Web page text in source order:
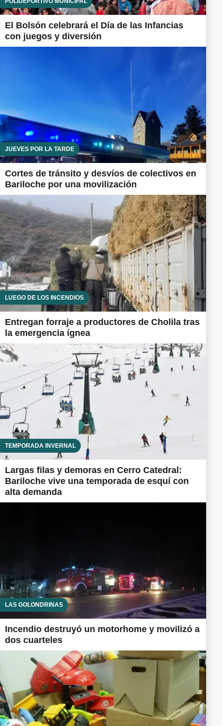
El Bolsón celebrará el Día de las Infancias
con juegos y diversión
JUEVES POR LA TARDE
Cortes de tránsito y desvíos de colectivos en
Bariloche por una movilización
LUEGO DE LOS INCENDIOS
Entregan forraje a productores de Cholila tras
la emergencia ígnea
TEMPORADA INVERNAL
Largas filas y demoras en Cerro Catedral:
Bariloche vive una temporada de esquí con
alta demanda
LAS GOLONDRINAS
Incendio destruyó un motorhome y movilizó a
dos cuarteles